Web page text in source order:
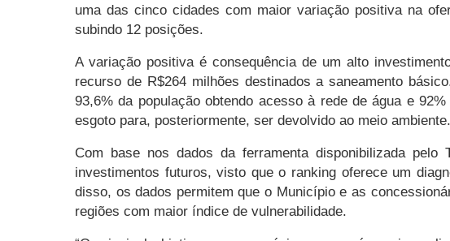
uma das cinco cidades com maior variação positiva na
subindo 12 posições.
A variação positiva é consequência de um alto
recurso de R$264 milhões destinados a saneamento
93,6% da população obtendo acesso à rede de água e
esgoto para, posteriormente, ser devolvido ao meio ambiente.
Com base nos dados da ferramenta disponibilizada
investimentos futuros, visto que o ranking oferece um
disso, os dados permitem que o Município e as
regiões com maior índice de vulnerabilidade.